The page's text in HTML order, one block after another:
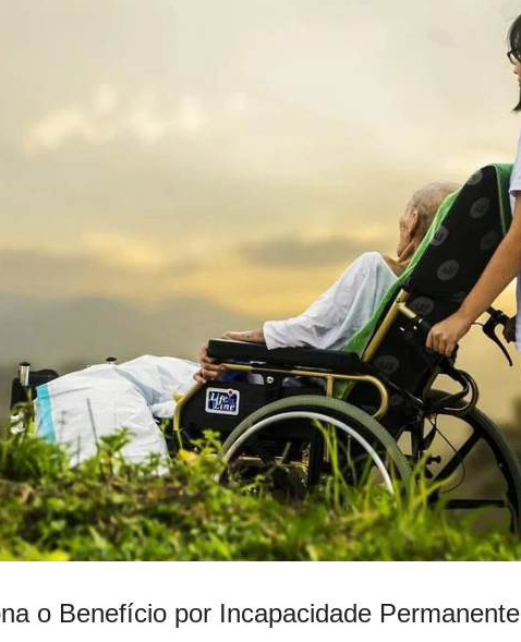
o Benefício por Incapacidade Permanente